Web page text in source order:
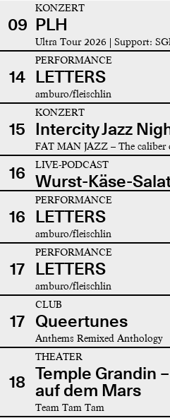
09
KONZERT
PLH
Ultra Tour 2026 | Support:
14
PERFORMANCE
LETTERS
amburo/fleischlin
15
KONZERT
Intercity Jazz
FAT MAN JAZZ – The caliber
16 LIVE-PODCAST
Wurst-Käse-
16
PERFORMANCE
LETTERS
amburo/fleischlin
17
PERFORMANCE
LETTERS
amburo/fleischlin
17
CLUB
Queertunes
Anthems Remixed Anthology
18
THEATER
Temple Grandin
auf dem Mars
Team Tam Tam